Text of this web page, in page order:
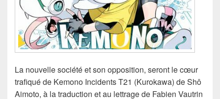
La nouvelle société et son opposition, seront le cœur
trafiqué de Kemono Incidents T21 (Kurokawa) de Shô
Aimoto, à la traduction et au lettrage de Fabien Vautrin